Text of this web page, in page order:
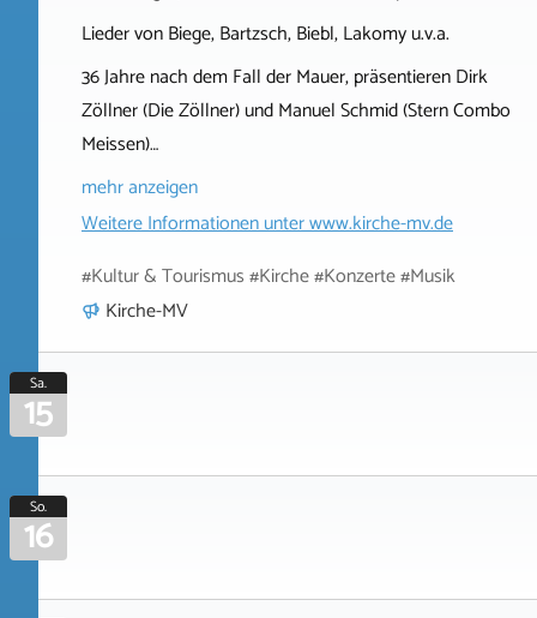
Lieder von Biege, Bartzsch, Biebl, Lakomy u.v.a.
36 Jahre nach dem Fall der Mauer, präsentieren Dirk
Zöllner (Die Zöllner) und Manuel Schmid (Stern Combo
Meissen)…
mehr anzeigen
Weitere Informationen unterwww.kirche-mv.de
#Kultur & Tourismus #Kirche #Konzerte #Musik
Kirche-MV
Sa.
15
So.
16